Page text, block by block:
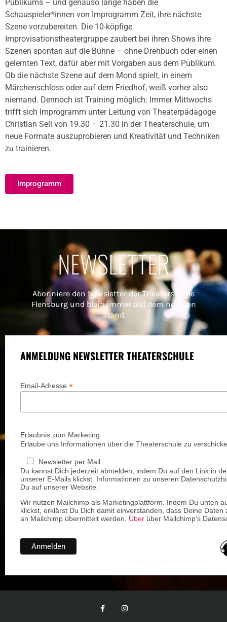
Publikums – und genauso lange haben die
Schauspieler*innen von Improgramm Zeit, ihre nächste
Szene vorzubereiten. Die 10-köpfige
Improvisationstheatergruppe zaubert bei ihren Shows ihre
Szenen spontan auf die Bühne – ohne Drehbuch oder einen
gelernten Text, dafür aber mit Vorgaben aus dem Publikum.
Ob die nächste Szene auf dem Mond spielt, in einem
Märchenschloss oder auf dem Friedhof, weiß vorher also
niemand. Dennoch ist Training möglich: Immer Mittwochs
trifft sich Improgramm unter Leitung von Theaterpädagoge
Christian Sell von 19.30 – 21.30 in der Theaterschule, um
neue Formate auszuprobieren und Kreativität und Techniken
zu trainieren.
Improgramm
NEWSLETTER
Abonniere den Newsletter der Theaterschule
Flensburg und bleib immer auf dem neusten
Stand.
ANMELDUNG NEWSLETTER THEATERSCHULE
Email-Adresse *
Erlaubnis zum Marketing
Erlaube uns Informationen über die Theaterschule zu
Newsletter per Mail
Du kannst Dich jederzeit abmelden, indem Du auf den Link in
unserer E-Mails klickst. Informationen zu unseren
Du auf unserer Website.
Wir nutzen Mailchimp als Marketingplattform. Indem Du unten
klickst, erklärst Du Dich damit einverstanden, dass Deine Daten
an Mailchimp übermittelt werden. Über über Mailchimp's